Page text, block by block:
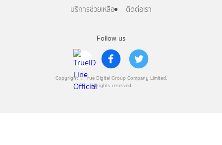
Follow us
Copyright © True Digital Group Company Limited.
All rights reserved
บริการช่วยเหลือ
ติดต่อเรา